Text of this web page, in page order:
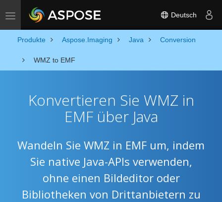
Toggle navigation Deutsch
Produkte Aspose.Imaging Java Conversion
WMZ to EMF
Konvertieren Sie WMZ in
EMF über Java
Wandeln Sie WMZ in EMF um, indem
Sie native Java-APIs verwenden,
ohne einen Bildeditor oder
Bibliotheken von Drittanbietern zu